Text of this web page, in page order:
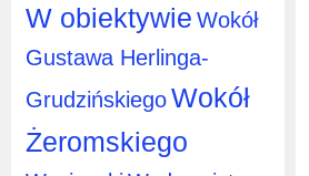
W obiektywie Wokół
Gustawa Herlinga-
GrudzińskiegoWokół
Żeromskiego